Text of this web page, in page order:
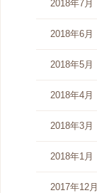
2018年7月
2018年6月
2018年5月
2018年4月
2018年3月
2018年1月
2017年12月